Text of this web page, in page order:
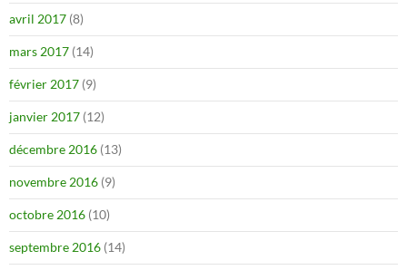
avril 2017 (8)
mars 2017 (14)
février 2017 (9)
janvier 2017 (12)
décembre 2016 (13)
novembre 2016 (9)
octobre 2016 (10)
septembre 2016 (14)